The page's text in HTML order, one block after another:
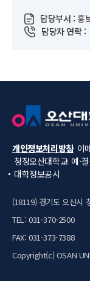
담당부서 : 홍
담당자 연락 :
개인정보처리방침 이
청정오산대학교 예·
대학정보공시
(18119) 경기도 오산시
TEL: 031-370-2500
FAX: 031-373-7388
Copyright(c) OSAN